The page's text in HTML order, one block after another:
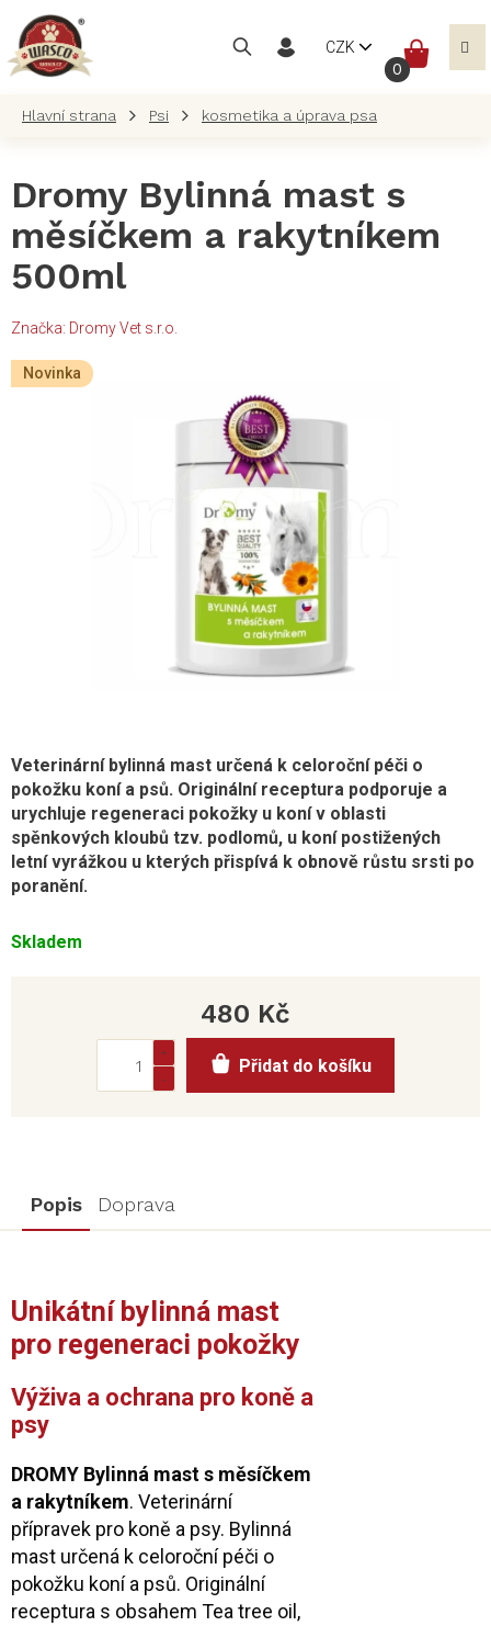
obsah
CZK
Psi kosmetika a úprava psa
Dromy Bylinná mast s
měsíčkem a rakytníkem
500ml
Značka: Dromy Vet s.r.o.
Novinka
Skladem
Veterinární bylinná mast určená k celoroční péči o
pokožku koní a psů. Originální receptura podporuje a
urychluje regeneraci pokožky u koní v oblasti
spěnkových kloubů tzv. podlomů, u koní postižených
letní vyrážkou u kterých přispívá k obnově růstu srsti po
poranění.
480 Kč
cena:
Přidat do košíku
Popis Doprava
Unikátní bylinná mast
pro regeneraci pokožky
Výživa a ochrana pro koně a
psy
DROMY Bylinná mast s měsíčkem
a rakytníkem. Veterinární
přípravek pro koně a psy. Bylinná
mast určená k celoroční péči o
pokožku koní a psů. Originální
receptura s obsahem Tea tree oil,